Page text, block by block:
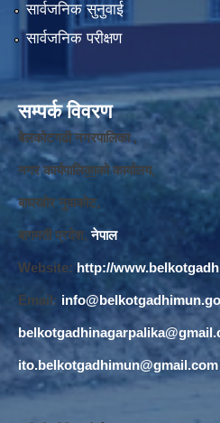
सार्वजनिक सुनुवाई
सार्वजनिक परीक्षण
सम्पर्क विवरण
बेलकोटगढी नगरपालिका ,
नगर कार्यपालिकाको कार्यालय,
बाघखोर नुवाकोट,
बागमती प्रदेश, नेपाल
Website: http://
Email:
ito.belkotgadhimun@gmail.com